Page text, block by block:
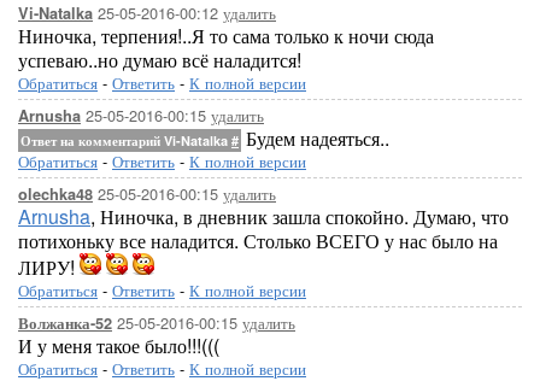
Vi-Natalka 25-05-2016-00:12 удалить
Ниночка, терпения!..Я то сама только к ночи сюда
успеваю..но думаю всё наладится!
Обратиться - Ответить - К полной версии
Arnusha 25-05-2016-00:15 удалить
Ответ на комментарий Vi-Natalka # Будем надеяться..
Обратиться - Ответить - К полной версии
olechka48 25-05-2016-00:15 удалить
Arnusha, Ниночка, в дневник зашла спокойно. Думаю, что
потихоньку все наладится. Столько ВСЕГО у нас было на
ЛИРУ!
Обратиться - Ответить - К полной версии
Волжанка-52 25-05-2016-00:15 удалить
И у меня такое было!!!(((
Обратиться - Ответить - К полной версии